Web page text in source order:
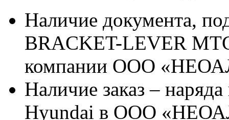
Наличие документа,
BRACKET-LEVER
компании ООО
Наличие заказ –
Hyundai в ООО